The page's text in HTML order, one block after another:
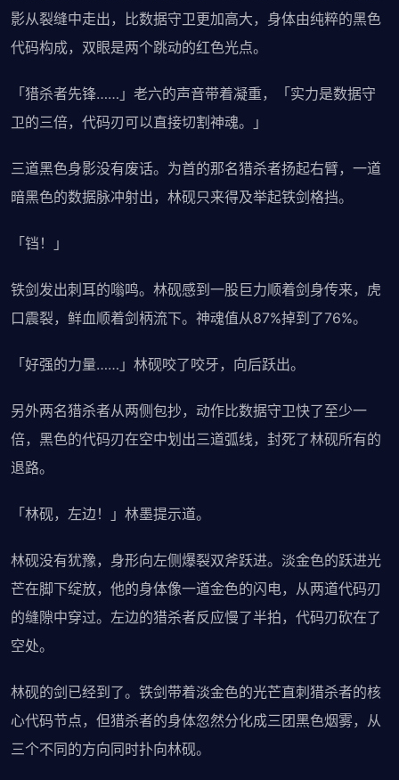
影从裂缝中走出，比数据守卫更加高大，身体由纯粹的黑色
代码构成，双眼是两个跳动的红色光点。
「猎杀者先锋……」老六的声音带着凝重，「实力是数据守
卫的三倍，代码刃可以直接切割神魂。」
三道黑色身影没有废话。为首的那名猎杀者扬起右臂，一道
暗黑色的数据脉冲射出，林砚只来得及举起铁剑格挡。
「铛！」
铁剑发出刺耳的嗡鸣。林砚感到一股巨力顺着剑身传来，虎
口震裂，鲜血顺着剑柄流下。神魂值从87%掉到了76%。
「好强的力量……」林砚咬了咬牙，向后跃出。
另外两名猎杀者从两侧包抄，动作比数据守卫快了至少一
倍，黑色的代码刃在空中划出三道弧线，封死了林砚所有的
退路。
「林砚，左边！」林墨提示道。
林砚没有犹豫，身形向左侧爆裂双斧跃进。淡金色的跃进光
芒在脚下绽放，他的身体像一道金色的闪电，从两道代码刃
的缝隙中穿过。左边的猎杀者反应慢了半拍，代码刃砍在了
空处。
林砚的剑已经到了。铁剑带着淡金色的光芒直刺猎杀者的核
心代码节点，但猎杀者的身体忽然分化成三团黑色烟雾，从
三个不同的方向同时扑向林砚。